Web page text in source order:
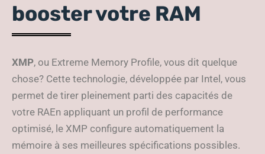
booster votre RAM
XMP, ou Extreme Memory Profile, vous dit quelque
chose? Cette technologie, développée par Intel, vous
permet de tirer pleinement parti des capacités de
votre RAEn appliquant un profil de performance
optimisé, le XMP configure automatiquement la
mémoire à ses meilleures spécifications possibles.